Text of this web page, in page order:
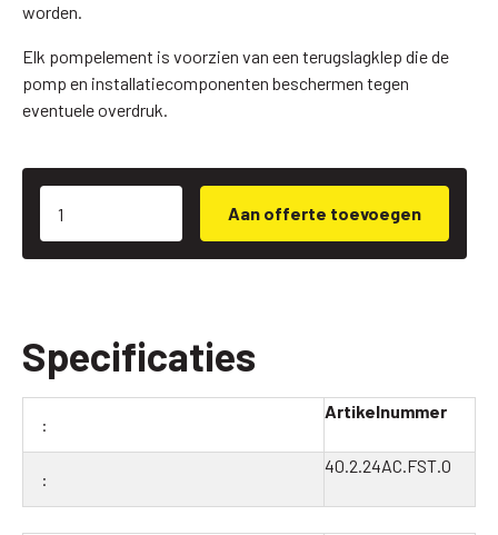
worden.
Elk pompelement is voorzien van een terugslagklep die de
pomp en installatiecomponenten beschermen tegen
eventuele overdruk.
Aan offerte toevoegen
Specificaties
Artikelnummer
40.2.24AC.FST.O